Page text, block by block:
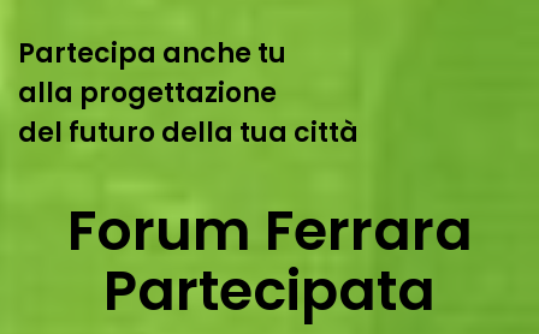
Partecipa anche tu
alla progettazione
del futuro della tua città
Forum Ferrara
Partecipata